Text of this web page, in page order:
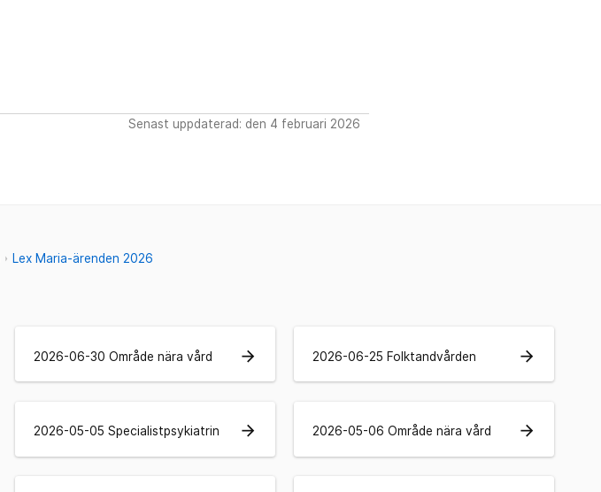
Senast uppdaterad: den 4 februari 2026
Lex Maria-ärenden 2026
2026-06-30 Område nära vård arrow_forward 2026-06-25 Folktandvården arrow_forward
2026-05-05 Specialistpsykiatrin arrow_forward 2026-05-06 Område nära vård arrow_forward